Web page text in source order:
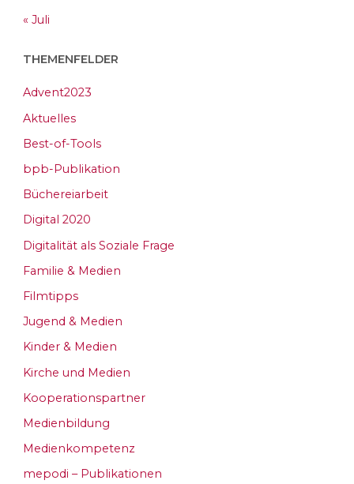
« Juli
THEMENFELDER
Advent2023
Aktuelles
Best-of-Tools
bpb-Publikation
Büchereiarbeit
Digital 2020
Digitalität als Soziale Frage
Familie & Medien
Filmtipps
Jugend & Medien
Kinder & Medien
Kirche und Medien
Kooperationspartner
Medienbildung
Medienkompetenz
mepodi – Publikationen